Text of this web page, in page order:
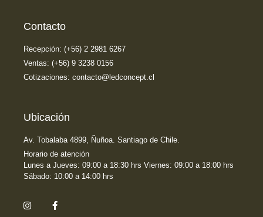
Contacto
Recepción: (+56) 2 2981 6267
Ventas: (+56) 9 3238 0156
Cotizaciones: contacto@ledconcept.cl
Ubicación
Av. Tobalaba 4899, Ñuñoa. Santiago de Chile.
Horario de atención
Lunes a Jueves: 09:00 a 18:30 hrs Viernes: 09:00 a 18:00 hrs
Sábado: 10:00 a 14:00 hrs